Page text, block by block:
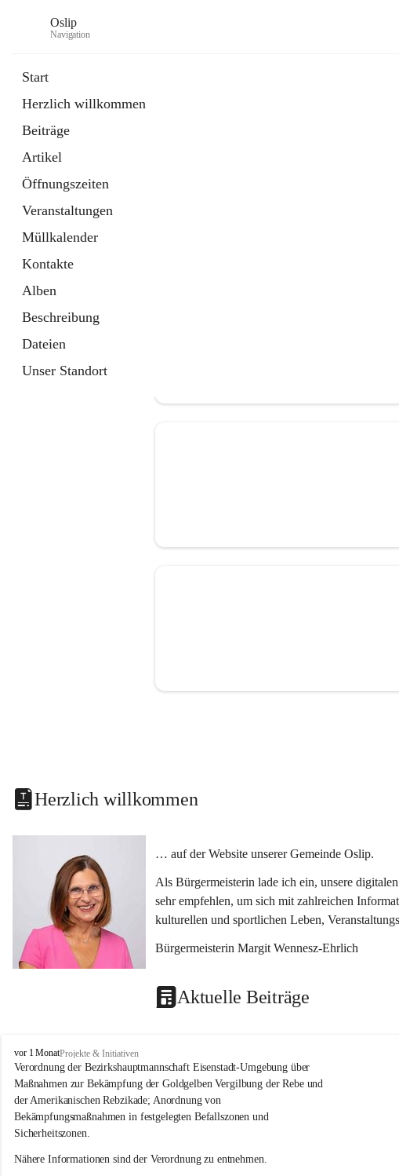
Oslip
Navigation
Start
Herzlich willkommen
Beiträge
Artikel
Öffnungszeiten
Veranstaltungen
Müllkalender
Kontakte
Alben
Beschreibung
Dateien
Unser Standort
Herzlich willkommen
… auf der Website unserer Gemeinde Oslip.
Als Bürgermeisterin lade ich ein, unsere
sehr empfehlen, um sich mit zahlreichen
kulturellen und sportlichen Leben,
Bürgermeisterin Margit Wennesz-Ehrlich
Aktuelle Beiträge
O
s
l
i
p
vor 1 MonatProjekte & Initiativen
Verordnung der Bezirkshauptmannschaft Eisenstadt-Umgebung über
Maßnahmen zur Bekämpfung der Goldgelben Vergilbung der Rebe und
der Amerikanischen Rebzikade; Anordnung von
Bekämpfungsmaßnahmen in festgelegten Befallszonen und
Sicherheitszonen.
Nähere Informationen sind der Verordnung zu entnehmen.